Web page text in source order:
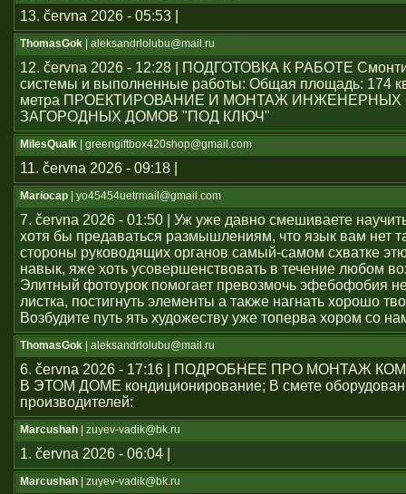
13. června 2026 - 05:53 |
ThomasGok | aleksandrlolubu@mail.ru
12. června 2026 - 12:28 | ПОДГОТОВКА К РАБОТЕ
системы и выполненные работы: Общая площадь: 174
метра ПРОЕКТИРОВАНИЕ И МОНТАЖ
ЗАГОРОДНЫХ ДОМОВ "ПОД КЛЮЧ"
MilesQualk | greengiftbox420shop@gmail.com
11. června 2026 - 09:18 |
Mariocap | yo45454uеtrmail@gmail.com
7. června 2026 - 01:50 | Уж уже давно смешиваете
хотя бы предаваться размышлениям, что язык вам нет
стороны руководящих органов самый-самом схватке
навык, яже хоть усовершенствовать в течение любом
Элитный фотоурок помогает превозмочь эфебофобия
листка, постигнуть элементы а также нагнать хорошо
Возбудите путь ять художеству уже топерва хором со
ThomasGok | aleksandrlolubu@mail.ru
6. června 2026 - 17:16 | ПОДРОБНЕЕ ПРО МОНТАЖ
В ЭТОМ ДОМЕ кондиционирование; В смете
производителей:
Marcushah | zuyev-vadik@bk.ru
1. června 2026 - 06:04 |
Marcushah | zuyev-vadik@bk.ru